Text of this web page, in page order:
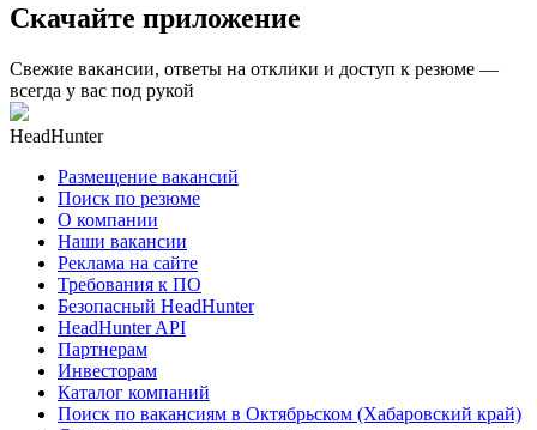
Скачайте приложение
Свежие вакансии, ответы на отклики и доступ к резюме —
всегда у вас под рукой
HeadHunter
Размещение вакансий
Поиск по резюме
О компании
Наши вакансии
Реклама на сайте
Требования к ПО
Безопасный HeadHunter
HeadHunter API
Партнерам
Инвесторам
Каталог компаний
Поиск по вакансиям в Октябрьском (Хабаровский край)